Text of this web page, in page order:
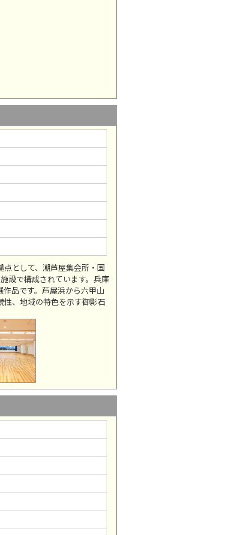
として、潮芦屋集会所・国
設で構成されています。兵庫
品です。芦屋浜から六甲山
、地域の特色を示す御影石